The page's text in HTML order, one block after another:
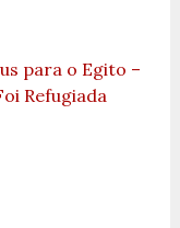
para o Egito –
Refugiada